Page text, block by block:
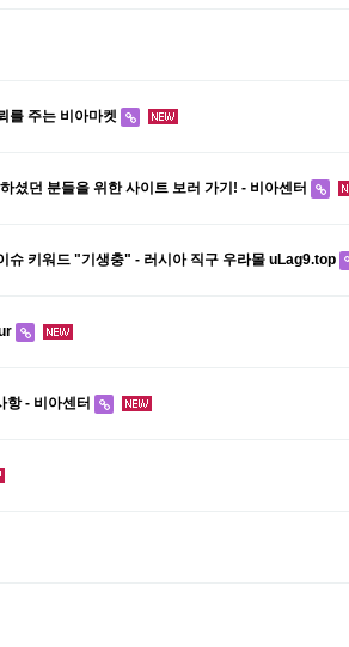
를 주는 비아마켓
셨던 분들을 위한 사이트 보러 가기! - 비아센터
슈 키워드 "기생충" - 러시아 직구 우라몰 uLag9.top
항 - 비아센터